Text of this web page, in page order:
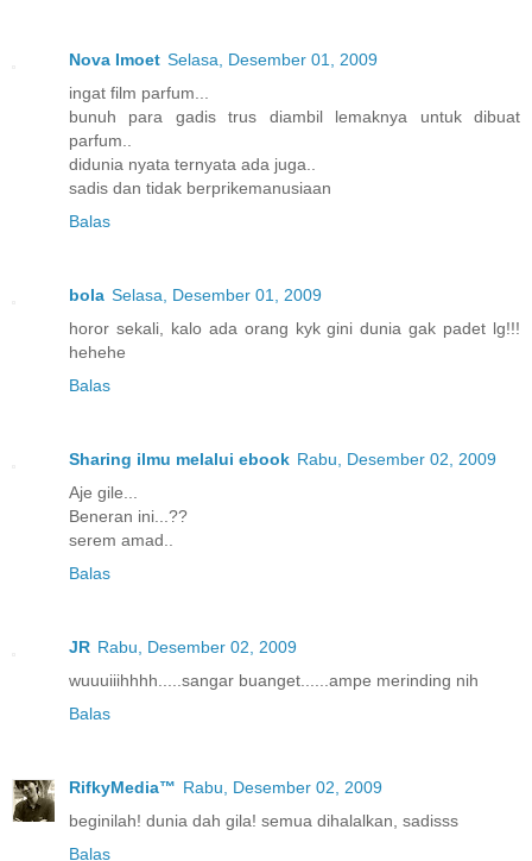
Nova Imoet Selasa, Desember 01, 2009
ingat film parfum...
bunuh para gadis trus diambil lemaknya untuk dibuat
parfum..
didunia nyata ternyata ada juga..
sadis dan tidak berprikemanusiaan
Balas
bola Selasa, Desember 01, 2009
horor sekali, kalo ada orang kyk gini dunia gak padet lg!!!
hehehe
Balas
Sharing ilmu melalui ebook Rabu, Desember 02, 2009
Aje gile...
Beneran ini...??
serem amad..
Balas
JR Rabu, Desember 02, 2009
wuuuiiihhhh.....sangar buanget......ampe merinding nih
Balas
RifkyMedia™ Rabu, Desember 02, 2009
beginilah! dunia dah gila! semua dihalalkan, sadisss
Balas